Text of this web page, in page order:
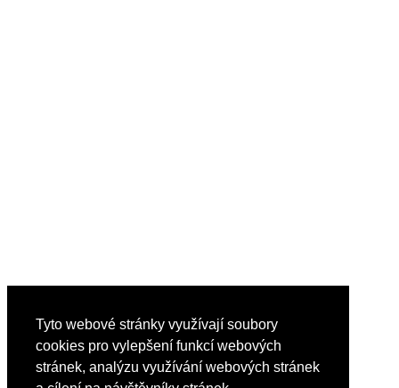
Tyto webové stránky využívají soubory
cookies pro vylepšení funkcí webových
stránek, analýzu využívání webových stránek